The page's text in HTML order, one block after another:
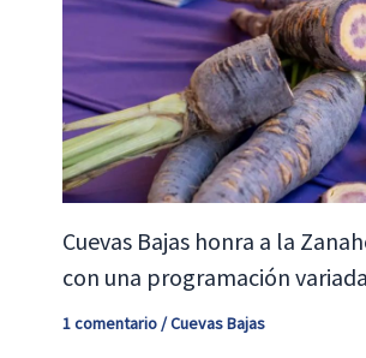
Cuevas Bajas honra a la
con una programación
1 comentario/Cuevas Bajas